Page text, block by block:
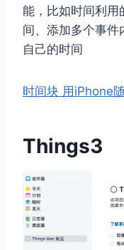
能，比如时间利用
间、添加多个事
自己的时间
时间块 用iPhone
Things3